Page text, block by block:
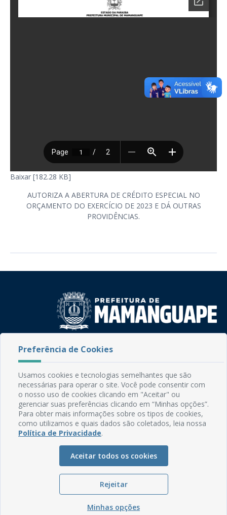
Baixar [182.28 KB]
AUTORIZA A ABERTURA DE CRÉDITO ESPECIAL NO
ORÇAMENTO DO EXERCÍCIO DE 2023 E DÁ OUTRAS
PROVIDÊNCIAS.
Rua do Imperador, 78, Centro
Email: comunicacao@mamanguape.pb.gov.br
Expediente: Segunda à Sexta, das 08h às 13h
Mapa do Site
Perguntas frequentes
Glossário
Ouvidoria
Serviços Internos
Política de Privacidade
Preferência de Cookies
Usamos cookies e tecnologias semelhantes que são
necessárias para operar o site. Você pode consentir com
o nosso uso de cookies clicando em "Aceitar" ou
gerenciar suas preferências clicando em “Minhas opções”.
Para obter mais informações sobre os tipos de cookies,
como utilizamos e quais dados são coletados, leia nossa
Política de Privacidade.
Aceitar todos os cookies
Rejeitar
Minhas opções